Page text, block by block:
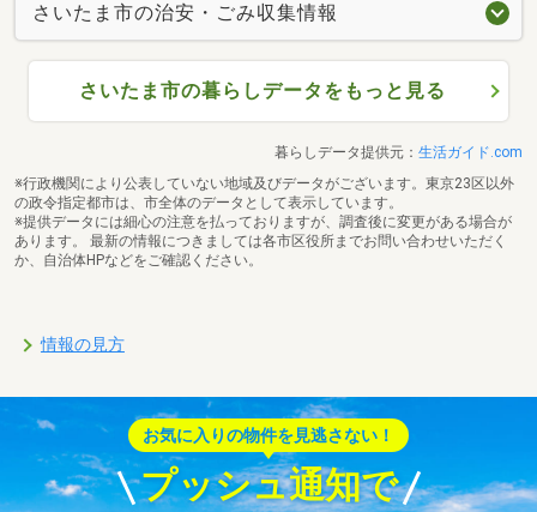
さいたま市の治安・ごみ収集情報
さいたま市の暮らしデータをもっと見る
暮らしデータ提供元： 生活ガイド.com
※行政機関により公表していない地域及びデータがございます。東京23区以外
の政令指定都市は、市全体のデータとして表示しています。
※提供データには細心の注意を払っておりますが、調査後に変更がある場合が
あります。 最新の情報につきましては各市区役所までお問い合わせいただく
か、自治体HPなどをご確認ください。
情報の見方
お気に入りの物件を見逃さない！
プッシュ通知で